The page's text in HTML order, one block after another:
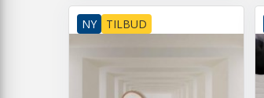
NY TILBUD